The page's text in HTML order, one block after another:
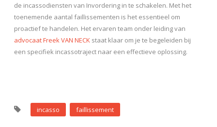
de incassodiensten van Invordering in te schakelen. Met het
toenemende aantal faillissementen is het essentieel om
proactief te handelen. Het ervaren team onder leiding van
advocaat Freek VAN NECK staat klaar om je te begeleiden bij
een specifiek incassotraject naar een effectieve oplossing.
incasso faillissement